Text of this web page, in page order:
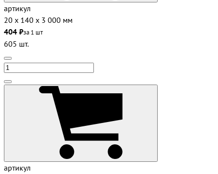
артикул
20 х 140 х 3 000 мм
404 ₽за 1 шт
605 шт.
артикул